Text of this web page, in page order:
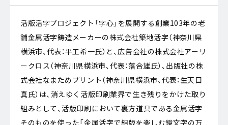
活版活字プロジェクト「字心」を展開する創業103年の老
舗金属活字鋳造メーカーの株式会社築地活字（神奈川県
横浜市、代表：平工希一氏）と、広告会社の株式会社アーリ
ークロス（神奈川県横浜市、代表：落合雄氏）、出版社の株
式会社なまためプリント（神奈川県横浜市、代表：生天目
真氏）は、消えゆく活版印刷業界で生き残りをかけた取り
組みとして、活版印刷において裏方道具である金属活字
そのものを使った「金属活字で組版を楽しむ鏡文字の万